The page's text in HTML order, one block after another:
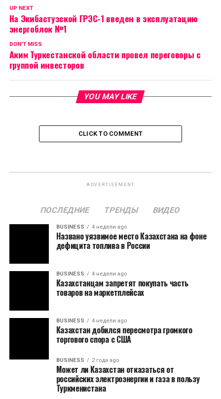
UP NEXT
На Экибастузской ГРЭС-1 введен в эксплуатацию
энергоблок №1
DON'T MISS
Аким Туркестанской области провел переговоры с
группой инвесторов
YOU MAY LIKE
CLICK TO COMMENT
ADVERTISEMENT
ПОСЛЕДНИЕ ТРЕНДЫ ВИДЕО
BUSINESS 4 недели ago
Названо уязвимое место Казахстана на фоне
дефицита топлива в России
BUSINESS 4 недели ago
Казахстанцам запретят покупать часть
товаров на маркетплейсах
BUSINESS 4 недели ago
Казахстан добился пересмотра громкого
торгового спора с США
BUSINESS 2 года ago
Может ли Казахстан отказаться от
российских электроэнергии и газа в пользу
Туркменистана